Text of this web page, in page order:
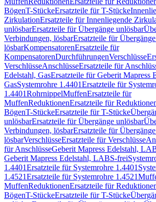
BögenT-StückeErsatzteile für T-Stücke
ZirkulationErsatzteile für Innenliegende
unlösbarErsatzteile für Übergänge unlösbar
Verbindungen, lösbarErsatzteile für
lösbarKompensatorenErsatzteile für
KompensatorenDurchführungenVerschlüsse
VerschlüsseAnschlüsseErsatzteile für
Edelstahl, GasErsatzteile für Geberit Mapress
GasSystemrohre 1.4401Ersatzteile für
1.4401RohrnippelMuffenErsatzteile für
MuffenReduktionenErsatzteile für
BögenT-StückeErsatzteile für T-Stücke
unlösbarErsatzteile für Übergänge unlösbar
Verbindungen, lösbarErsatzteile für
lösbarVerschlüsseErsatzteile für Verschlüsse
für AnschlüsseGeberit Mapress Edelstahl,
Geberit Mapress Edelstahl, LABS-frei
1.4401Ersatzteile für Systemrohre 1.4401
1.4521Ersatzteile für Systemrohre 1.4521
MuffenReduktionenErsatzteile für
BögenT-StückeErsatzteile für T-Stücke